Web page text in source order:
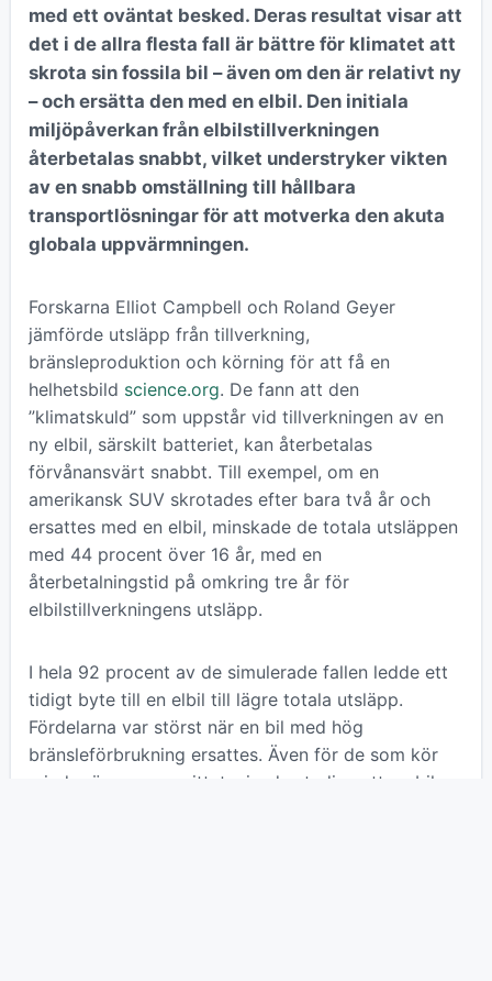
med ett oväntat besked. Deras resultat visar att
det i de allra flesta fall är bättre för klimatet att
skrota sin fossila bil – även om den är relativt ny
– och ersätta den med en elbil. Den initiala
miljöpåverkan från elbilstillverkningen
återbetalas snabbt, vilket understryker vikten
av en snabb omställning till hållbara
transportlösningar för att motverka den akuta
globala uppvärmningen.
Forskarna Elliot Campbell och Roland Geyer
jämförde utsläpp från tillverkning,
bränsleproduktion och körning för att få en
helhetsbild science.org. De fann att den
”klimatskuld” som uppstår vid tillverkningen av en
ny elbil, särskilt batteriet, kan återbetalas
förvånansvärt snabbt. Till exempel, om en
amerikansk SUV skrotades efter bara två år och
ersattes med en elbil, minskade de totala utsläppen
med 44 procent över 16 år, med en
återbetalningstid på omkring tre år för
elbilstillverkningens utsläpp.
I hela 92 procent av de simulerade fallen ledde ett
tidigt byte till en elbil till lägre totala utsläpp.
Fördelarna var störst när en bil med hög
bränsleförbrukning ersattes. Även för de som kör
mindre än genomsnittet, visade studien att en bil